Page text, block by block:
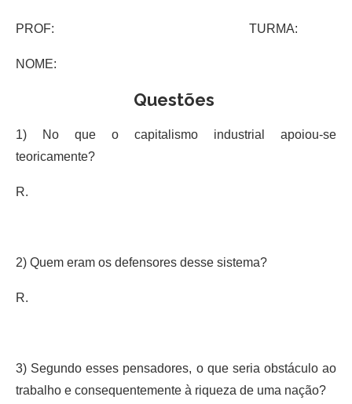
PROF: TURMA:
NOME:
Questões
1) No que o capitalismo industrial apoiou-se
teoricamente?
R.
2) Quem eram os defensores desse sistema?
R.
3) Segundo esses pensadores, o que seria obstáculo ao
trabalho e consequentemente à riqueza de uma nação?